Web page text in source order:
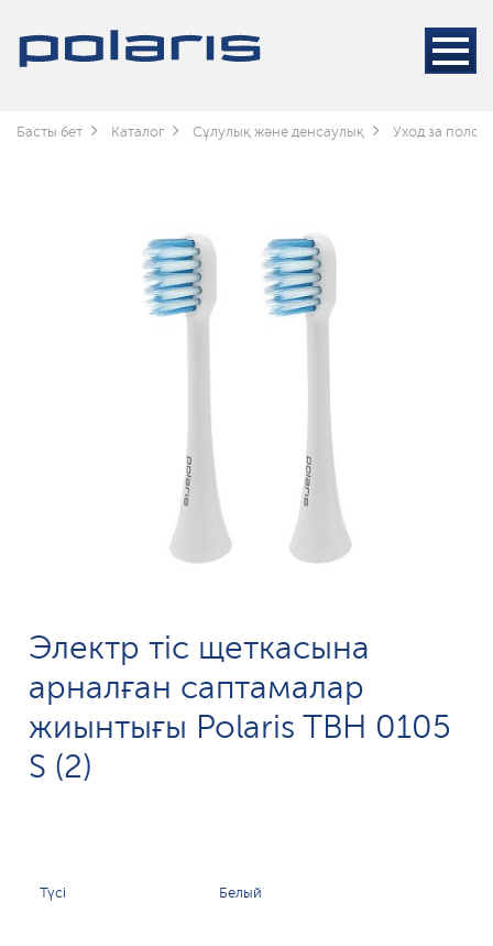
Басты бет Каталог Сұлулық және денсаулық Уход за
Электр тіс щеткасына
арналған саптамалар
жиынтығы Polaris TBH 0105
S (2)
Түсі Белый